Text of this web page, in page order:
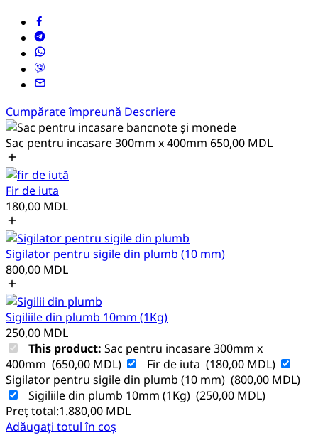
Cumpărate împreună Descriere
Sac pentru incasare 300mm x 400mm 650,00 MDL
Fir de iuta
180,00 MDL
Sigilator pentru sigile din plumb (10 mm)
800,00 MDL
Sigiliile din plumb 10mm (1Kg)
250,00 MDL
This product: Sac pentru incasare 300mm x
400mm (650,00 MDL) Fir de iuta (180,00 MDL)
Sigilator pentru sigile din plumb (10 mm) (800,00 MDL)
Sigiliile din plumb 10mm (1Kg) (250,00 MDL)
Preț total:1.880,00 MDL
Adăugați totul în coș